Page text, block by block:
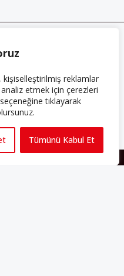
reklamlar
etmek için çerezleri
tıklayarak
Tümünü Kabul Et